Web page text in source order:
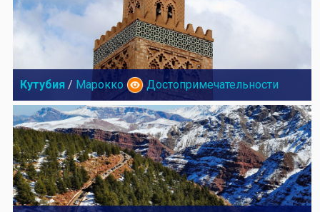
Кутубия / Марокко Достопримечательности